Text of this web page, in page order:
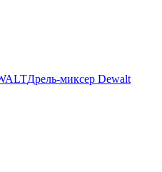
Дрель-миксер Dewalt